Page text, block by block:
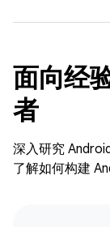
面向经
者
深入研究
了解如何构建